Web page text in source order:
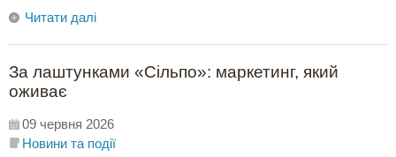
Читати далі
За лаштунками «Сільпо»: маркетинг, який
оживає
09 червня 2026
Новини та події